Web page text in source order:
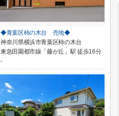
◆青葉区柿の木台 売地◆
神奈川県横浜市青葉区柿の木台
東急田園都市線「藤が丘」駅 徒歩16分
-